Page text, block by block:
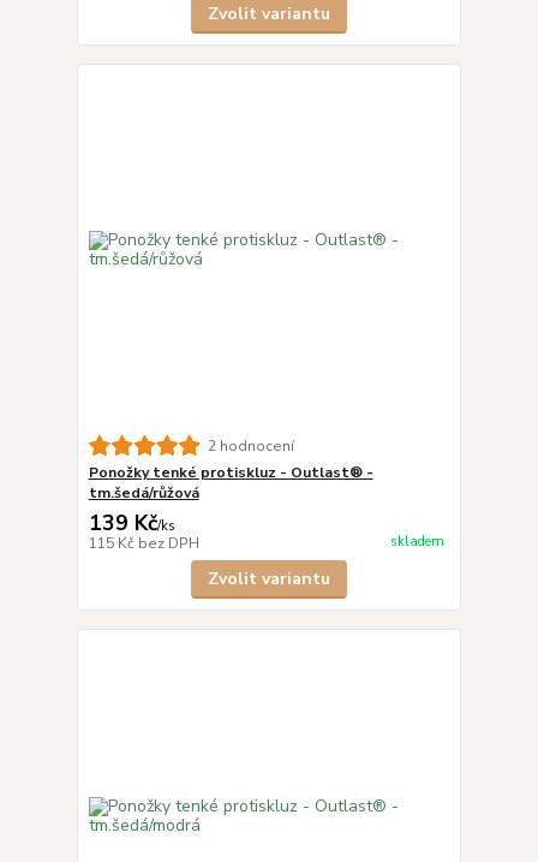
Zvolit variantu
2 hodnocení
Ponožky tenké protiskluz - Outlast® -
tm.šedá/růžová
139 Kč/ks
115 Kč bez DPH skladem
Zvolit variantu